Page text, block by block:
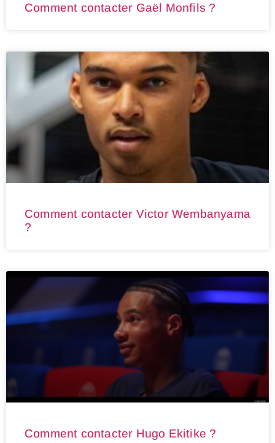
Comment contacter Gaël Monfils ?
Comment contacter Victor Wembanyama
?
Comment contacter Hugo Ekitike ?